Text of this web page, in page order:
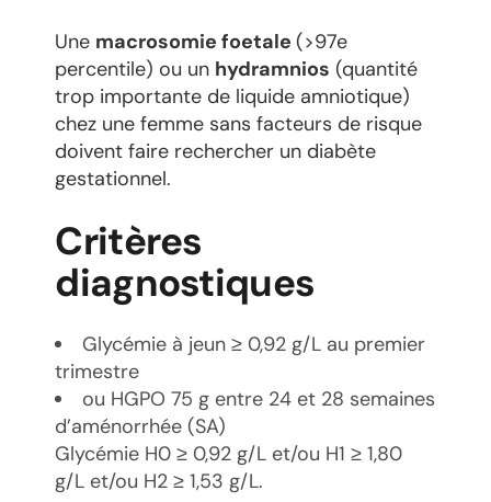
Une macrosomie foetale (>97e
percentile) ou un hydramnios (quantité
trop importante de liquide amniotique)
chez une femme sans facteurs de risque
doivent faire rechercher un diabète
gestationnel.
Critères
diagnostiques
Glycémie à jeun ≥ 0,92 g/L au premier
trimestre
ou HGPO 75 g entre 24 et 28 semaines
d’aménorrhée (SA)
Glycémie H0 ≥ 0,92 g/L et/ou H1 ≥ 1,80
g/L et/ou H2 ≥ 1,53 g/L.